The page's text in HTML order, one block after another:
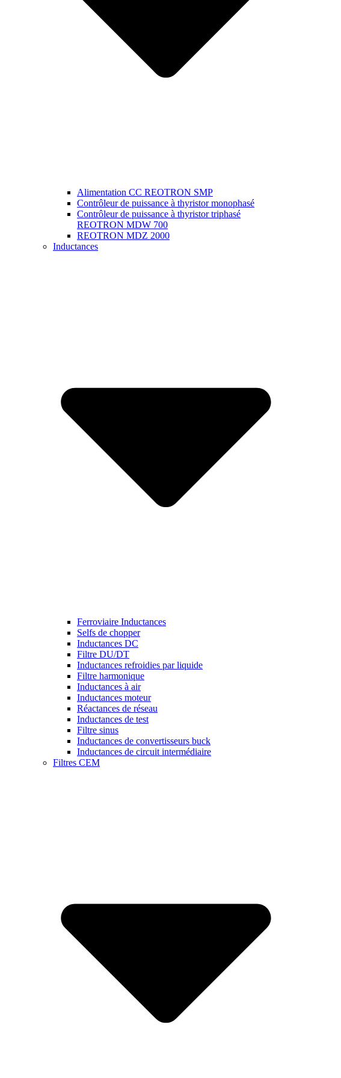
Alimentation CC REOTRON SMP
Contrôleur de puissance à thyristor monophasé
Contrôleur de puissance à thyristor triphasé
REOTRON MDW 700
REOTRON MDZ 2000
Inductances
Ferroviaire Inductances
Selfs de chopper
Inductances DC
Filtre DU/DT
Inductances refroidies par liquide
Filtre harmonique
Inductances à air
Inductances moteur
Réactances de réseau
Inductances de test
Filtre sinus
Inductances de convertisseurs buck
Inductances de circuit intermédiaire
Filtres CEM